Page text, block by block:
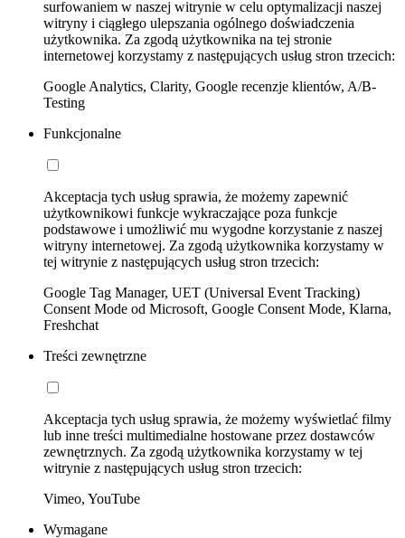
surfowaniem w naszej witrynie w celu optymalizacji naszej
witryny i ciągłego ulepszania ogólnego doświadczenia
użytkownika. Za zgodą użytkownika na tej stronie
internetowej korzystamy z następujących usług stron trzecich:
Google Analytics, Clarity, Google recenzje klientów, A/B-
Testing
Funkcjonalne
Akceptacja tych usług sprawia, że możemy zapewnić
użytkownikowi funkcje wykraczające poza funkcje
podstawowe i umożliwić mu wygodne korzystanie z naszej
witryny internetowej. Za zgodą użytkownika korzystamy w
tej witrynie z następujących usług stron trzecich:
Google Tag Manager, UET (Universal Event Tracking)
Consent Mode od Microsoft, Google Consent Mode, Klarna,
Freshchat
Treści zewnętrzne
Akceptacja tych usług sprawia, że możemy wyświetlać filmy
lub inne treści multimedialne hostowane przez dostawców
zewnętrznych. Za zgodą użytkownika korzystamy w tej
witrynie z następujących usług stron trzecich:
Vimeo, YouTube
Wymagane